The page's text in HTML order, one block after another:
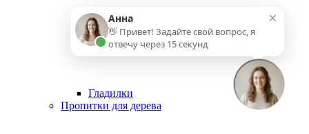
Гладилки
Пропитки для дерева
×
Анна
👋 Привет! Задайте свой вопрос, я
отвечу через 15 секунд